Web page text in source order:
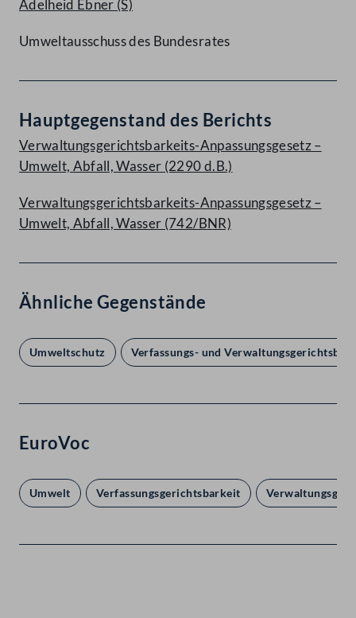
Adelheid Ebner (S)
Umweltausschuss des Bundesrates
Hauptgegenstand des Berichts
Verwaltungsgerichtsbarkeits-Anpassungsgesetz –
Umwelt, Abfall, Wasser (2290 d.B.)
Verwaltungsgerichtsbarkeits-Anpassungsgesetz –
Umwelt, Abfall, Wasser (742/BNR)
Ähnliche Gegenstände
Umweltschutz Verfassungs- und
EuroVoc
Umwelt Verfassungsgerichtsbarkeit